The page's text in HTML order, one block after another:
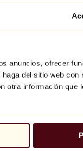
anuncios, ofrecer
del sitio web con
otra información que